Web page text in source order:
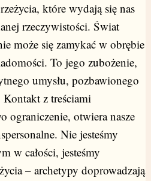
które wydają się nas
rzeczywistości. Świat
może się zamykać w obrębie
To jego zubożenie,
umysłu, pozbawionego
z treściami
ograniczenie, otwiera nasze
Nie jesteśmy
w całości, jesteśmy
– archetypy doprowadzają